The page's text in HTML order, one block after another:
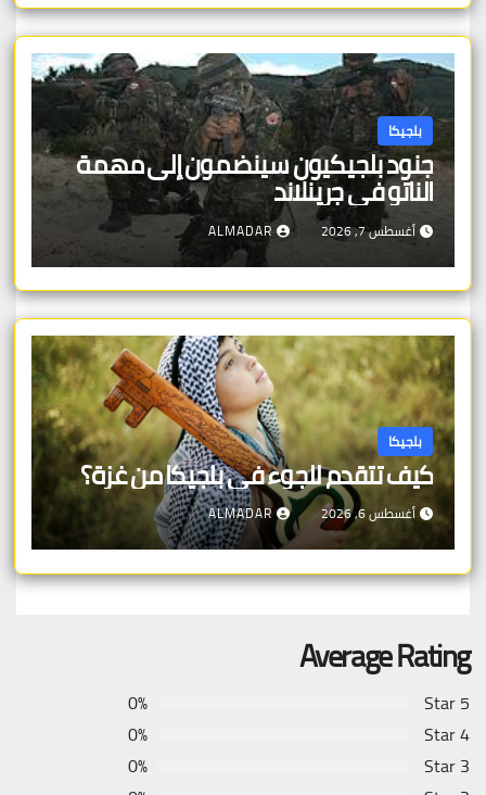
بلجيكا
جنود بلجيكيون سينضمون إلى مهمة
الناتو في جرينلاند
أغسطس 7, 2026 ALMADAR
بلجيكا
كيف تتقدم للجوء في بلجيكا من غزة؟
أغسطس 6, 2026 ALMADAR
Average Rating
5 Star
0%
4 Star
0%
3 Star
0%